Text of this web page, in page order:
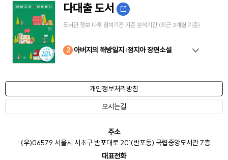
다대출 도서
도서관 정보 나루 참여기관 기준 분석기간 (최근 3개월 기준)
1
2 아버지의 해방일지 :정지아 장편소설
3
4
5
6
7
8
9
10
개인정보처리방침
오시는길
주소
: (우)06579 서울시 서초구 반포대로 201(반포동) 국립중앙도서관 7층
대표전화